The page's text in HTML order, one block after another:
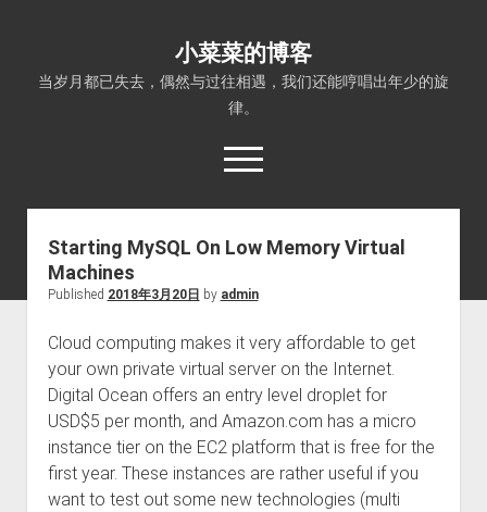
小菜菜的博客
当岁月都已失去，偶然与过往相遇，我们还能哼唱出年少的旋
律。
open
menu
Starting MySQL On Low Memory Virtual
Machines
Published 2018年3月20日 by admin
Cloud computing makes it very affordable to get
your own private virtual server on the Internet.
Digital Ocean offers an entry level droplet for
USD$5 per month, and Amazon.com has a micro
instance tier on the EC2 platform that is free for the
first year. These instances are rather useful if you
want to test out some new technologies (multi